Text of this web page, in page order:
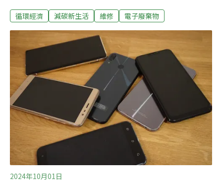
此，不少新創公司試圖翻轉「用壞即丟」的產品設計方
產品。熱水壺、筆記型電腦，一把螺絲起子就能修據聯合
國估算，全球每年製造高達6200萬噸的電子廢棄物，其中
三分之一是小型家電，如烤麵包機、微波爐、熱水壺等，
回收率卻只有12%。對於大眾而言，維修家電可能是有門
檻、有安全風險的事。歐盟調查指出，八成的消費者希望
產品具備可維修性，但前提是維修過程簡單且令人安心。
為了符合大眾的需求，來自英國德蒙福特大學的凱
（Gabriel Kay）設計了名為Osiris的熱水壺，使用者只需
一把螺絲起子就能自行更換內部的電子零件。不同於傳統
家電需要更換電線、電
循環經濟 減碳新生活 維修 電子廢棄物
2024年10月01日